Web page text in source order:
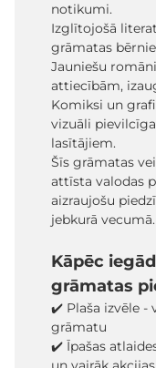
notikumi.
Izglītojošā
grāmatas
Jauniešu
attiecībām,
Komiksi un
vizuāli
lasītājiem.
Šīs grāmatas
attīsta valodas
aizraujošu
jebkurā vecumā.
Kāpēc
grāmatas
✔️ Plaša izvēle -
grāmatu
✔️ Īpašas